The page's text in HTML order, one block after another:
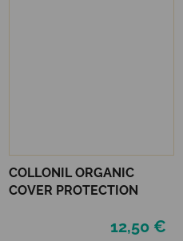
COLLONIL ORGANIC
COVER PROTECTION
12,50 €